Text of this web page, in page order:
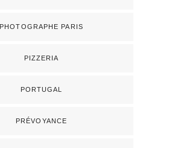
PHOTOGRAPHE PARIS
PIZZERIA
PORTUGAL
PRÉVOYANCE